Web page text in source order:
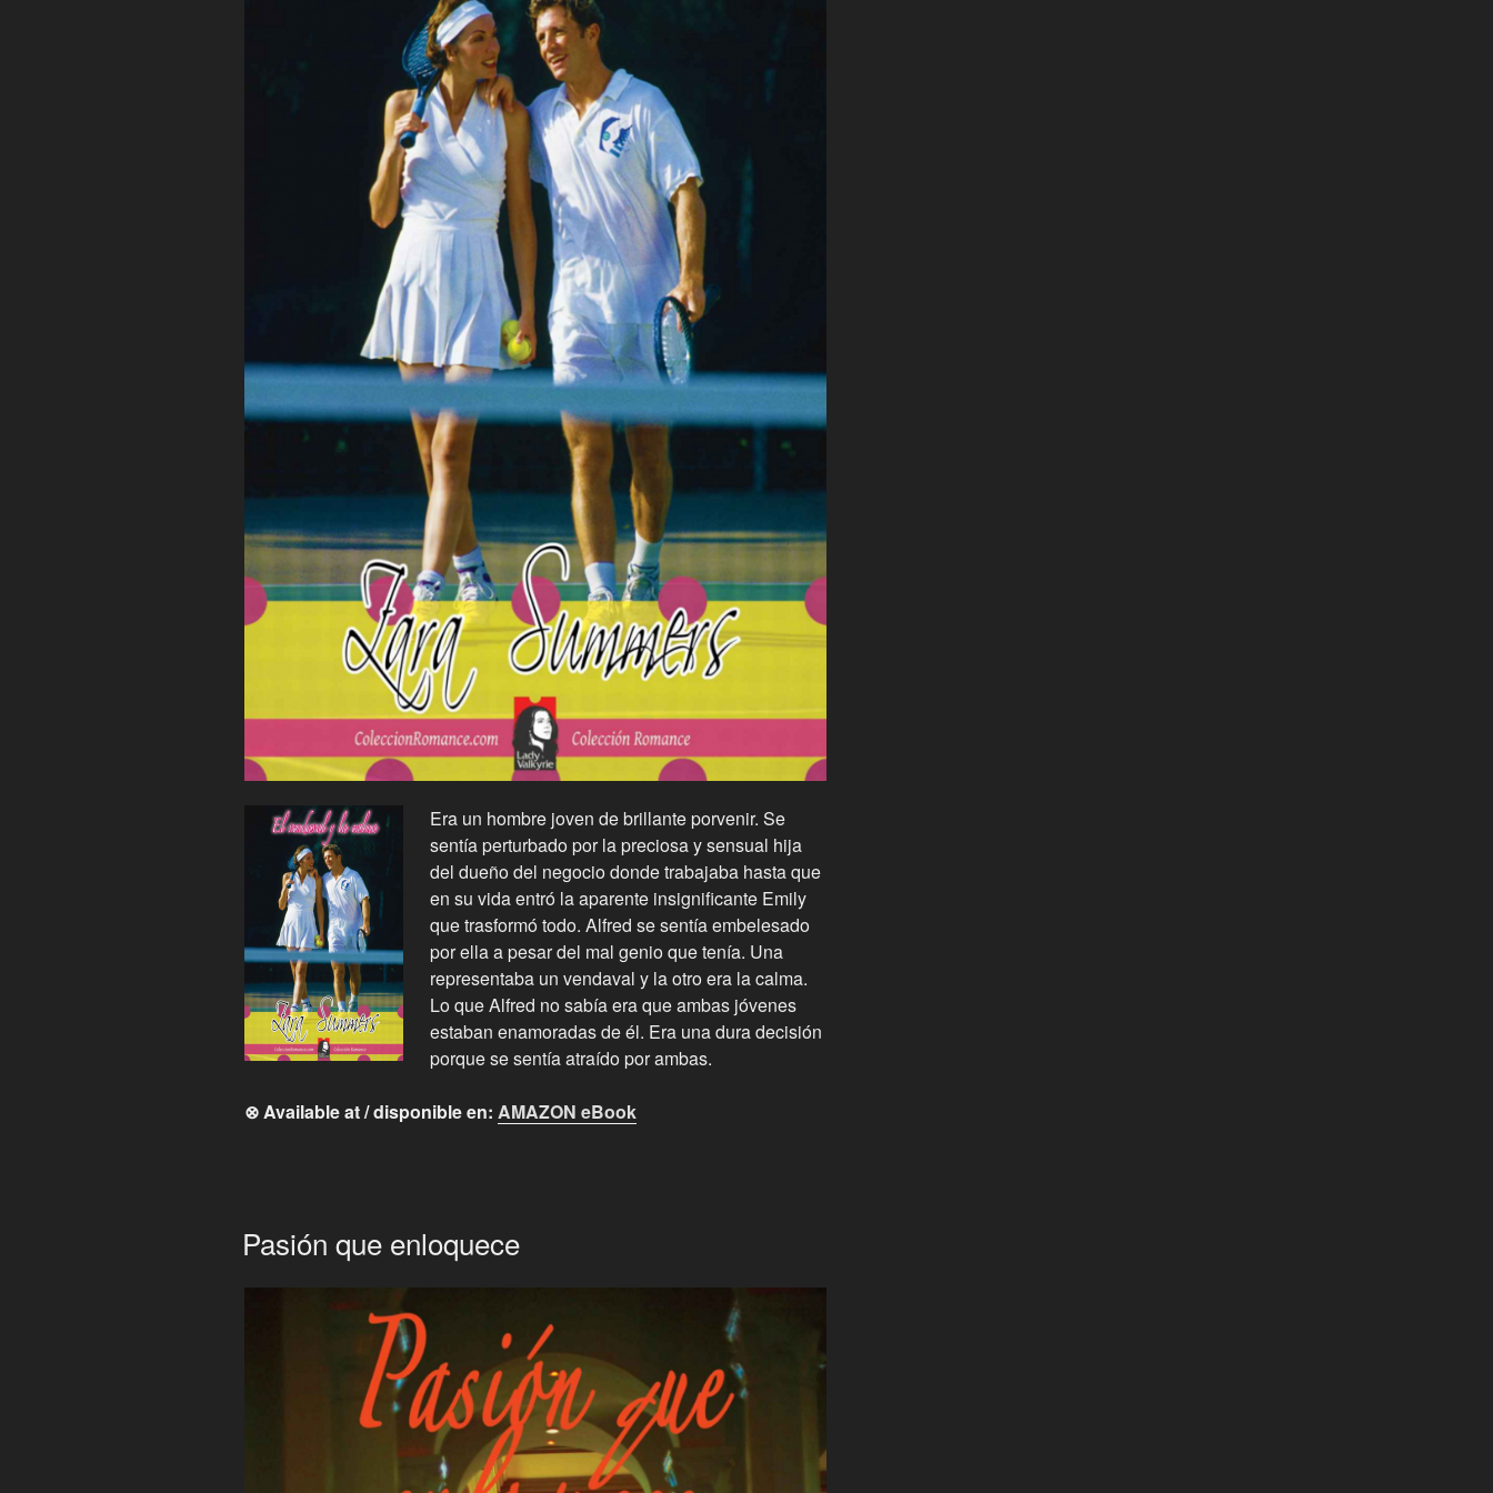
Era un hombre joven de brillante porvenir. Se
sentía perturbado por la preciosa y sensual hija
del dueño del negocio donde trabajaba hasta que
en su vida entró la aparente insignificante Emily
que trasformó todo. Alfred se sentía embelesado
por ella a pesar del mal genio que tenía. Una
representaba un vendaval y la otro era la calma.
Lo que Alfred no sabía era que ambas jóvenes
estaban enamoradas de él. Era una dura decisión
porque se sentía atraído por ambas.
⊗ Available at / disponible en: AMAZON eBook
Pasión que enloquece